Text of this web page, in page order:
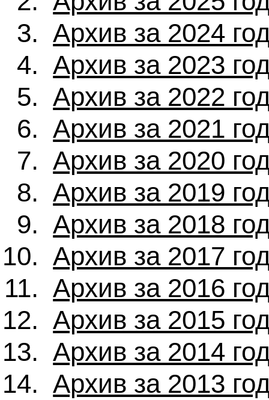
Архив за 2024
Архив за 2023
Архив за 2022
Архив за 2021
Архив за 2020
Архив за 2019
Архив за 2018
Архив за 2017
Архив за 2016
Архив за 2015
Архив за 2014
Архив за 2013